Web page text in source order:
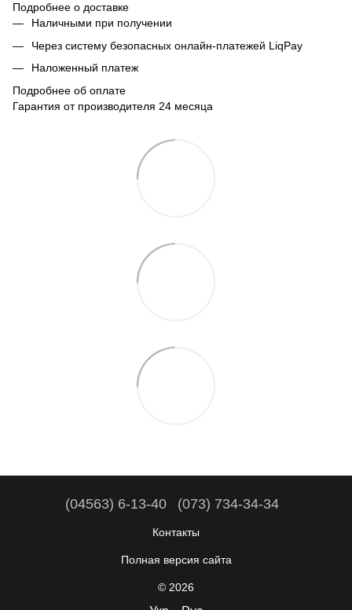
Подробнее о доставке
Наличными при получении
Через систему безопасных онлайн-платежей LiqPay
Наложенный платеж
Подробнее об оплате
Гарантия от производителя 24 месяца
(04563) 6-13-40 (073) 734-34-34
Контакты
Полная версия сайта
© 2026